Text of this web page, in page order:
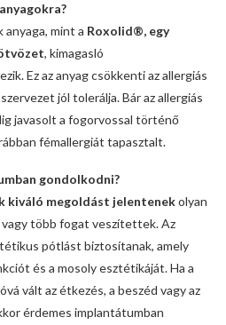
mint a Roxolid®, egy
, kimagasló
Ez az anyag csökkenti az allergiás
jól tolerálja. Bár az allergiás
javasolt a fogorvossal történő
fémallergiát tapasztalt.
gondolkodni?
kiváló megoldást jelentenekolyan
vagy több fogat veszítettek. Az
pótlást biztosítanak, amely
és a mosoly esztétikáját. Ha a
vált az étkezés, a beszéd vagy az
érdemes implantátumban